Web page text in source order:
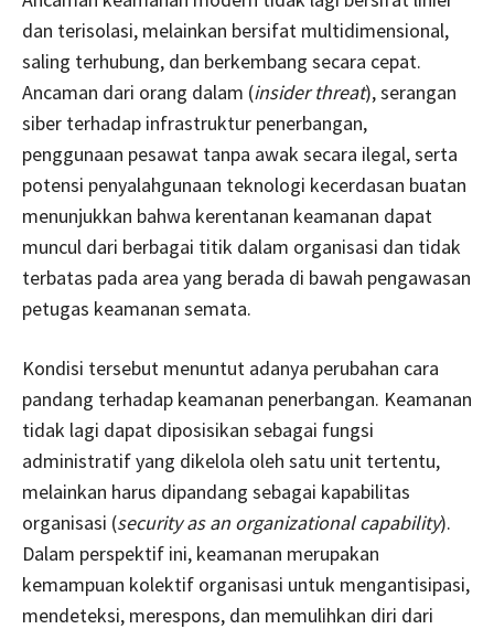
dan terisolasi, melainkan bersifat multidimensional,
saling terhubung, dan berkembang secara cepat.
Ancaman dari orang dalam (insider threat), serangan
siber terhadap infrastruktur penerbangan,
penggunaan pesawat tanpa awak secara ilegal, serta
potensi penyalahgunaan teknologi kecerdasan buatan
menunjukkan bahwa kerentanan keamanan dapat
muncul dari berbagai titik dalam organisasi dan tidak
terbatas pada area yang berada di bawah pengawasan
petugas keamanan semata.
Kondisi tersebut menuntut adanya perubahan cara
pandang terhadap keamanan penerbangan. Keamanan
tidak lagi dapat diposisikan sebagai fungsi
administratif yang dikelola oleh satu unit tertentu,
melainkan harus dipandang sebagai kapabilitas
organisasi (security as an organizational capability).
Dalam perspektif ini, keamanan merupakan
kemampuan kolektif organisasi untuk mengantisipasi,
mendeteksi, merespons, dan memulihkan diri dari